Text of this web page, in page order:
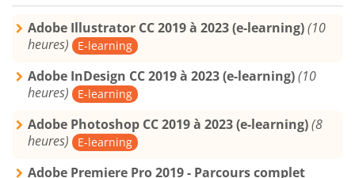
Adobe Illustrator CC 2019 à 2023 (e-learning)(10
heures)
E-learning
Adobe InDesign CC 2019 à 2023 (e-learning)(10
heures)
E-learning
Adobe Photoshop CC 2019 à 2023 (e-learning)(8
heures)
E-learning
Adobe Premiere Pro 2019 - Parcours complet